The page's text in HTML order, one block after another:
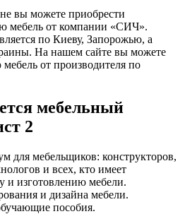
вы можете приобрести
мебель от компании «СИЧ».
по Киеву, Запорожью, а
На нашем сайте вы можете
от производителя по
мебельный
2
для мебельщиков: конструкторов,
и всех, кто имеет
и изготовлению мебели.
и дизайна мебели.
пособия.